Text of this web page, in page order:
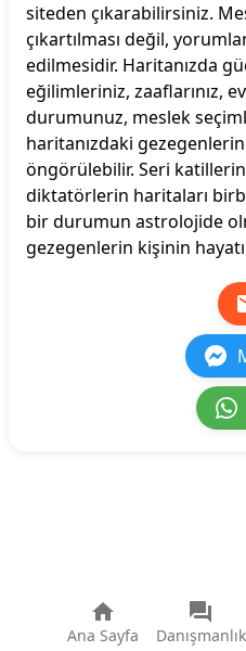
siteden çıkarabilirsiniz.
çıkartılması değil,
edilmesidir. Haritanızda
eğilimleriniz, zaaflarınız,
durumunuz, meslek
haritanızdaki
öngörülebilir. Seri
diktatörlerin haritaları
bir durumun astrolojide
gezegenlerin kişinin
Ana Sayfa Danışmanlık